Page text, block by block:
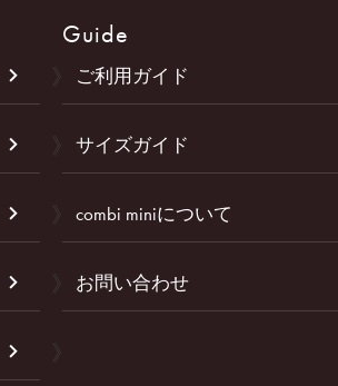
Guide
ご利用ガイド
サイズガイド
combi miniについて
お問い合わせ